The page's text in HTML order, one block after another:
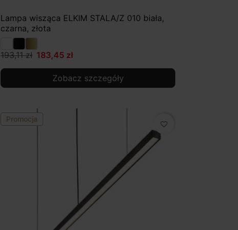
Lampa wisząca ELKIM STALA/Z 010 biała,
czarna, złota
193,11 zł 183,45 zł
Zobacz szczegóły
Promocja
favorite_border